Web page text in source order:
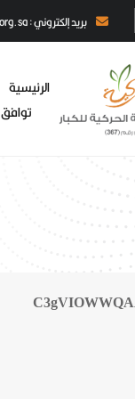
بريد إلكتروني : harakia@harakia.org.sa
الرئيسية
توافق